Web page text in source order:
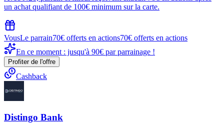
un achat qualifiant de 100€ minimum sur la carte.
VousLe parrain70€ offerts en actions70€ offerts en actions
En ce moment : jusqu'à 90€ par parrainage !
Profiter de l'offre
Cashback
Distingo Bank